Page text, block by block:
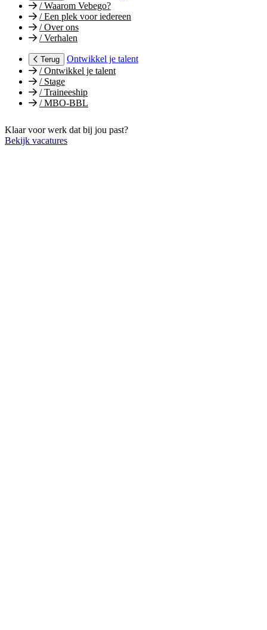
/Waarom Vebego?
/Een plek voor iedereen
/Over ons
/Verhalen
Terug
Ontwikkel je talent
/Ontwikkel je talent
/Stage
/Traineeship
/MBO-BBL
Klaar voor werk dat bij jou past?
Bekijk vacatures